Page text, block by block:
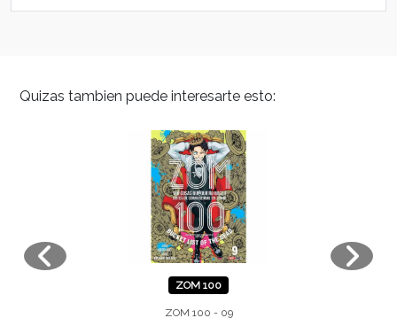
Quizas tambien puede interesarte esto:
ZOM 100
ZOM 100 - 09